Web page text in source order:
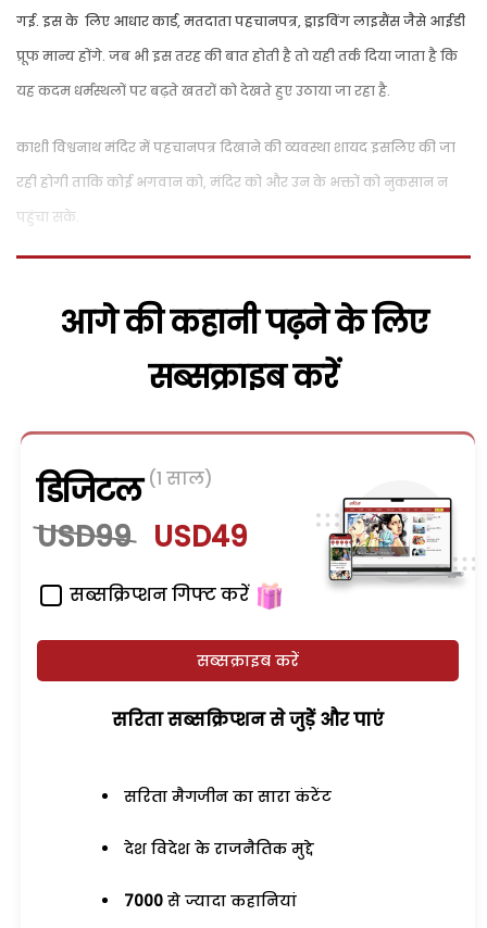
गई. इस के लिए आधार कार्ड, मतदाता पहचानपत्र, ड्राइविंग लाइसैंस जैसे आईडी
प्रूफ मान्य होंगे. जब भी इस तरह की बात होती है तो यही तर्क दिया जाता है कि
यह कदम धर्मस्थलों पर बढ़ते खतरों को देखते हुए उठाया जा रहा है.
काशी विश्वनाथ मंदिर में पहचानपत्र दिखाने की व्यवस्था शायद इसलिए की जा
रही होगी ताकि कोई भगवान को, मंदिर को और उन के भक्तों को नुकसान न
पहुंचा सके.
आगे की कहानी पढ़ने के लिए
सब्सक्राइब करें
डिजिटल (1 साल)
USD99 USD49
सब्सक्रिप्शन गिफ्ट करें
सब्सक्राइब करें
सरिता सब्सक्रिप्शन से जुड़ेें और पाएं
सरिता मैगजीन का सारा कंटेंट
देश विदेश के राजनैतिक मुद्दे
7000 से ज्यादा कहानियां